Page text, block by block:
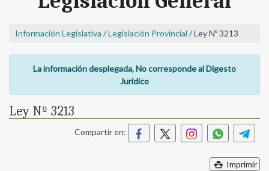
Información Legislativa /Legislación Provincial / Ley Nº 3213
La información desplegada, No corresponde al Digesto
Jurídico
Ley Nº 3213
Compartir en:
Imprimir